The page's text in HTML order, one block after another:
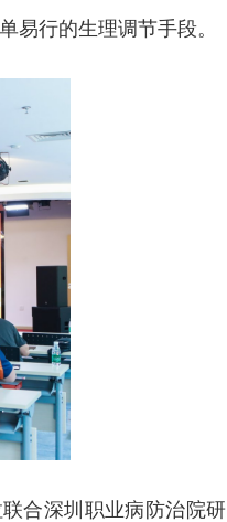
易行的生理调节手段。
合深圳职业病防治院研